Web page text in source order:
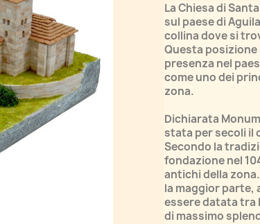
La Chiesa di
sul paese di
collina dove si
Questa
presenza nel
come uno dei
zona.
Dichiarata
stata per secoli il
Secondo la
fondazione nel
antichi della
la maggior parte,
essere datata tra
di massimo